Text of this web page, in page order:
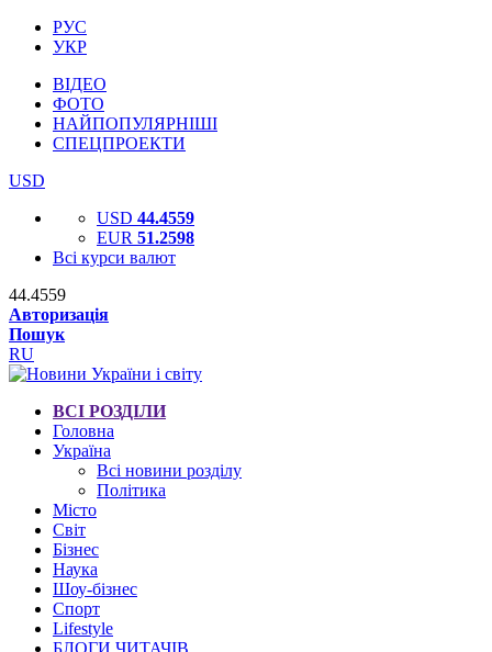
РУС
УКР
ВІДЕО
ФОТО
НАЙПОПУЛЯРНІШІ
СПЕЦПРОЕКТИ
USD
USD 44.4559
EUR 51.2598
Всі курси валют
44.4559
Авторизація
Пошук
RU
ВСІ РОЗДІЛИ
Головна
Україна
Всі новини розділу
Політика
Місто
Світ
Бізнес
Наука
Шоу-бізнес
Спорт
Lifestyle
БЛОГИ ЧИТАЧІВ